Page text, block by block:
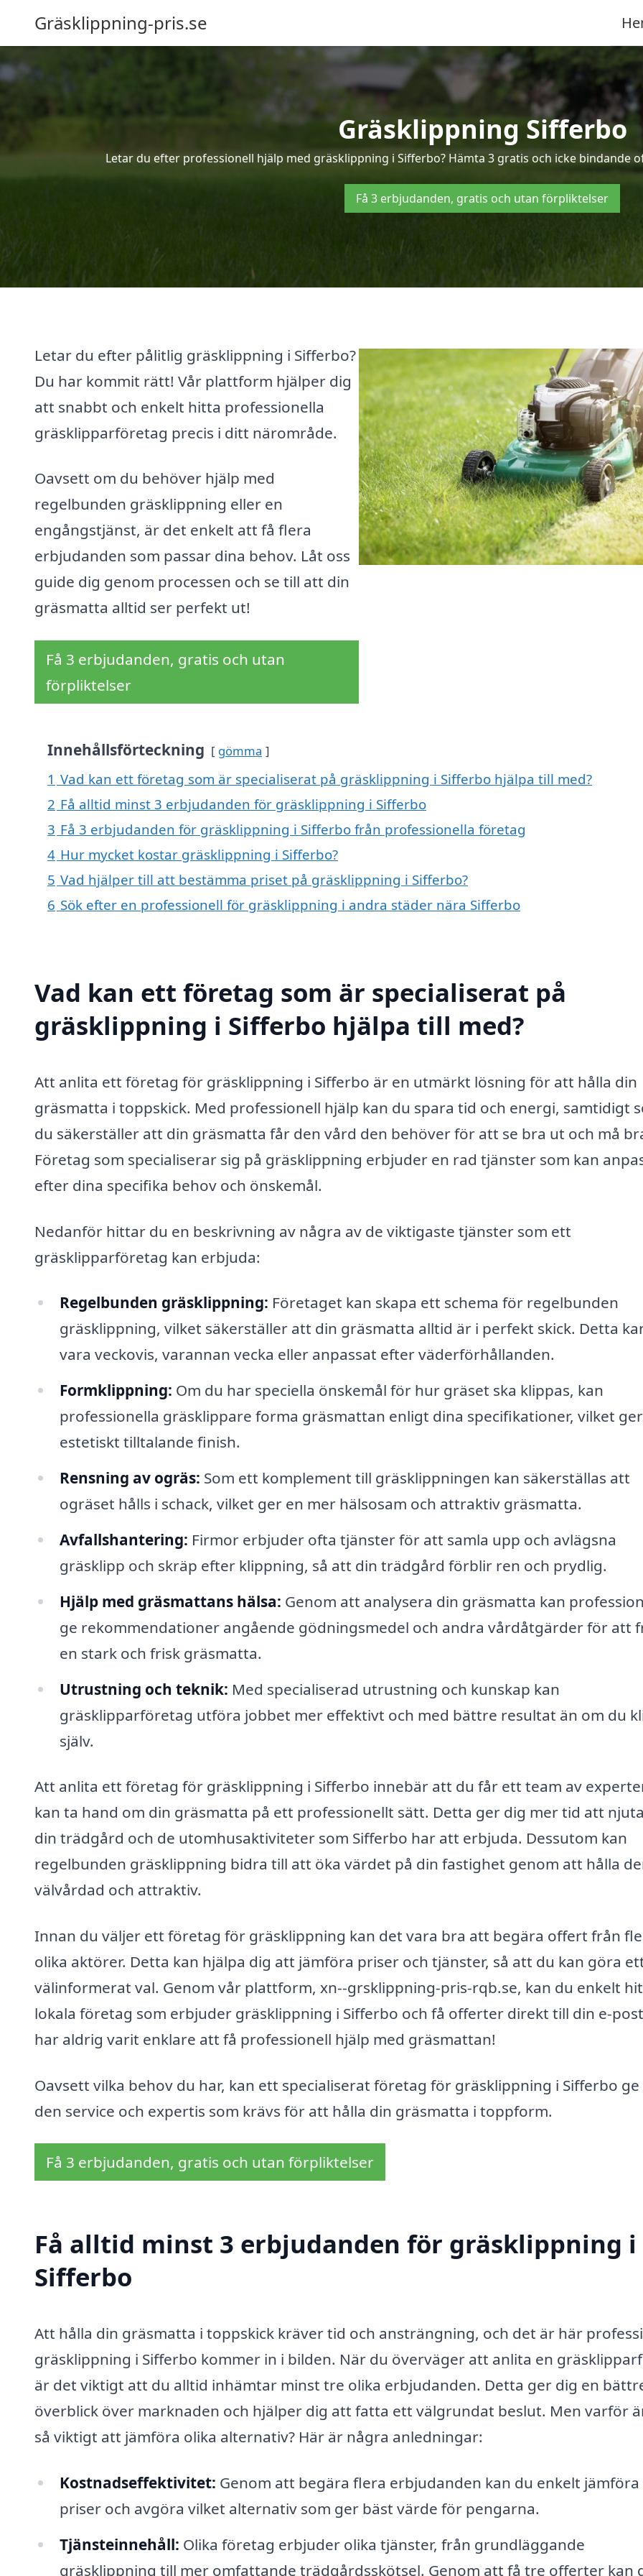
Gräsklippning-pris.se
Gräsklippning Sifferbo
Letar du efter professionell hjälp med gräsklippning i Sifferbo? Hämta 3 gratis och icke bindande
Få 3 erbjudanden, gratis och utan förpliktelser
Letar du efter pålitlig gräsklippning i Sifferbo?
Du har kommit rätt! Vår plattform hjälper dig
att snabbt och enkelt hitta professionella
gräsklipparföretag precis i ditt närområde.
Oavsett om du behöver hjälp med
regelbunden gräsklippning eller en
engångstjänst, är det enkelt att få flera
erbjudanden som passar dina behov. Låt oss
guide dig genom processen och se till att din
gräsmatta alltid ser perfekt ut!
Få 3 erbjudanden, gratis och utan
förpliktelser
Innehållsförteckning gömma
1 Vad kan ett företag som är specialiserat på gräsklippning i Sifferbo hjälpa till med?
2 Få alltid minst 3 erbjudanden för gräsklippning i Sifferbo
3 Få 3 erbjudanden för gräsklippning i Sifferbo från professionella företag
4 Hur mycket kostar gräsklippning i Sifferbo?
5 Vad hjälper till att bestämma priset på gräsklippning i Sifferbo?
6 Sök efter en professionell för gräsklippning i andra städer nära Sifferbo
Vad kan ett företag som är specialiserat på
gräsklippning i Sifferbo hjälpa till med?
Att anlita ett företag för gräsklippning i Sifferbo är en utmärkt lösning för att hålla din
gräsmatta i toppskick. Med professionell hjälp kan du spara tid och energi, samtidigt
du säkerställer att din gräsmatta får den vård den behöver för att se bra ut och må
Företag som specialiserar sig på gräsklippning erbjuder en rad tjänster som kan
efter dina specifika behov och önskemål.
Nedanför hittar du en beskrivning av några av de viktigaste tjänster som ett
gräsklipparföretag kan erbjuda:
Regelbunden gräsklippning: Företaget kan skapa ett schema för regelbunden
gräsklippning, vilket säkerställer att din gräsmatta alltid är i perfekt skick. Detta
vara veckovis, varannan vecka eller anpassat efter väderförhållanden.
Formklippning: Om du har speciella önskemål för hur gräset ska klippas, kan
professionella gräsklippare forma gräsmattan enligt dina specifikationer, vilket
estetiskt tilltalande finish.
Rensning av ogräs: Som ett komplement till gräsklippningen kan säkerställas att
ogräset hålls i schack, vilket ger en mer hälsosam och attraktiv gräsmatta.
Avfallshantering: Firmor erbjuder ofta tjänster för att samla upp och avlägsna
gräsklipp och skräp efter klippning, så att din trädgård förblir ren och prydlig.
Hjälp med gräsmattans hälsa: Genom att analysera din gräsmatta kan
ge rekommendationer angående gödningsmedel och andra vårdåtgärder för att
en stark och frisk gräsmatta.
Utrustning och teknik: Med specialiserad utrustning och kunskap kan
gräsklipparföretag utföra jobbet mer effektivt och med bättre resultat än om du
själv.
Att anlita ett företag för gräsklippning i Sifferbo innebär att du får ett team av
kan ta hand om din gräsmatta på ett professionellt sätt. Detta ger dig mer tid att
din trädgård och de utomhusaktiviteter som Sifferbo har att erbjuda. Dessutom kan
regelbunden gräsklippning bidra till att öka värdet på din fastighet genom att hålla
välvårdad och attraktiv.
Innan du väljer ett företag för gräsklippning kan det vara bra att begära offert från
olika aktörer. Detta kan hjälpa dig att jämföra priser och tjänster, så att du kan göra
välinformerat val. Genom vår plattform, xn--grsklippning-pris-rqb.se, kan du enkelt
lokala företag som erbjuder gräsklippning i Sifferbo och få offerter direkt till din e-
har aldrig varit enklare att få professionell hjälp med gräsmattan!
Oavsett vilka behov du har, kan ett specialiserat företag för gräsklippning i Sifferbo ge
den service och expertis som krävs för att hålla din gräsmatta i toppform.
Få 3 erbjudanden, gratis och utan förpliktelser
Få alltid minst 3 erbjudanden för gräsklippning i
Sifferbo
Att hålla din gräsmatta i toppskick kräver tid och ansträngning, och det är här
gräsklippning i Sifferbo kommer in i bilden. När du överväger att anlita en
är det viktigt att du alltid inhämtar minst tre olika erbjudanden. Detta ger dig en
överblick över marknaden och hjälper dig att fatta ett välgrundat beslut. Men varför
så viktigt att jämföra olika alternativ? Här är några anledningar:
Kostnadseffektivitet: Genom att begära flera erbjudanden kan du enkelt jämföra
priser och avgöra vilket alternativ som ger bäst värde för pengarna.
Tjänsteinnehåll: Olika företag erbjuder olika tjänster, från grundläggande
gräsklippning till mer omfattande trädgårdsskötsel. Genom att få tre offerter kan